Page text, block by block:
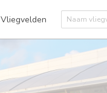
Vliegvelden